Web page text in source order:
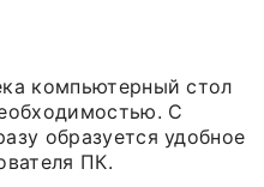
компьютерный стол
С
образуется удобное
ПК.